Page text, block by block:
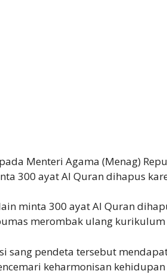
Menteri Agama (Menag)
300 ayat Al Quran dihapus
minta 300 ayat Al Quran
merombak ulang
sang pendeta tersebut
keharmonisan